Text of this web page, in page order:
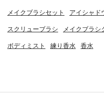
メイクブラシセット アイシャド
スクリューブラシ メイクブラシ
ボディミスト 練り香水 香水